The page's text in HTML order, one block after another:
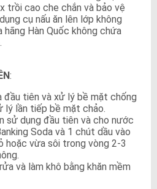
trồi cao che chắn và bảo vệ
cụ nấu ăn lên lớp không
hãng Hàn Quốc không chứa
:
đầu tiên và xử lý bề mặt chống
lý lần tiếp bề mặt chảo.
sử dụng đầu tiên và cho nước
Soda và 1 chút dầu vào
hoặc vừa sôi trong vòng 2-3
và làm khô bằng khăn mềm